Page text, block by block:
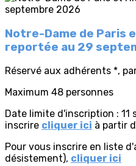
Notre-Dame de Paris
reportée au 29
Réservé aux adhérents *,
Maximum 48 personnes
Date limite d'inscription : 11
inscrire cliquer ici à partir
Pour vous inscrire en liste
désistement), cliquer ici